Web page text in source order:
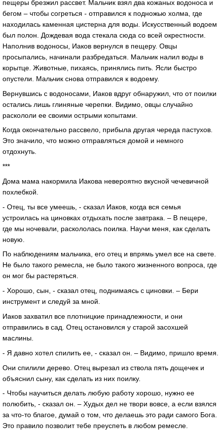
пещеры брезжил рассвет. Мальчик взял два кожаных водоноса и
бегом – чтобы согреться - отправился к подножью холма, где
находилась каменная цистерна для воды. Искусственный водоем
был полон. Дождевая вода стекала сюда со всей окрестности.
Наполнив водоносы, Иаков вернулся в пещеру. Овцы
просыпались, начинали разбредаться. Мальчик налил воды в
корытце. Животные, пихаясь, принялись пить. Ясли быстро
опустели. Мальчик снова отправился к водоему.
Вернувшись с водоносами, Иаков вдруг обнаружил, что от поилки
остались лишь глиняные черепки. Видимо, овцы случайно
раскололи ее своими острыми копытами.
Когда окончательно рассвело, прибыла другая череда пастухов.
Это значило, что можно отправляться домой и немного
отдохнуть.
***
Дома мама накормила Иакова невероятно вкусной чечевичной
похлебкой.
- Отец, ты все умеешь, - сказал Иаков, когда вся семья
устроилась на циновках отдыхать после завтрака. – В пещере,
где мы ночевали, раскололась поилка. Научи меня, как сделать
новую.
По наблюдениям мальчика, его отец и впрямь умел все на свете.
Не было такого ремесла, не было такого жизненного вопроса, где
он мог бы растеряться.
- Хорошо, сын, - сказал отец, поднимаясь с циновки. – Бери
инструмент и следуй за мной.
Иаков захватил все плотницкие принадлежности, и они
отправились в сад. Отец остановился у старой засохшей
маслины.
- Я давно хотел спилить ее, - сказал он. – Видимо, пришло время.
Они спилили дерево. Отец вырезал из ствола пять дощечек и
объяснил сыну, как сделать из них поилку.
- Чтобы научиться делать любую работу хорошо, нужно ее
полюбить, - сказал он. – Худых дел не твори вовсе, а если взялся
за что-то благое, думай о том, что делаешь это ради самого Бога.
Это правило позволит тебе преуспеть в любом ремесле.